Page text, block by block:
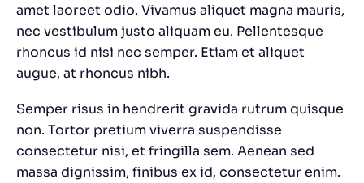
amet laoreet odio. Vivamus aliquet magna mauris,
nec vestibulum justo aliquam eu. Pellentesque
rhoncus id nisi nec semper. Etiam et aliquet
augue, at rhoncus nibh.
Semper risus in hendrerit gravida rutrum quisque
non. Tortor pretium viverra suspendisse
consectetur nisi, et fringilla sem. Aenean sed
massa dignissim, finibus ex id, consectetur enim.